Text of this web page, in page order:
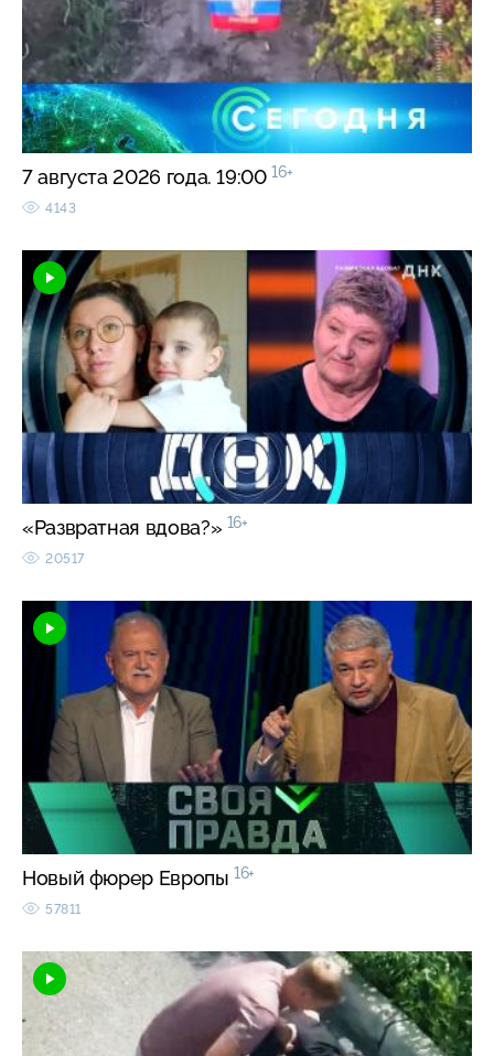
7 августа 2026 года. 19:00 16+
4143
«Развратная вдова?» 16+
20517
Новый фюрер Европы 16+
57811